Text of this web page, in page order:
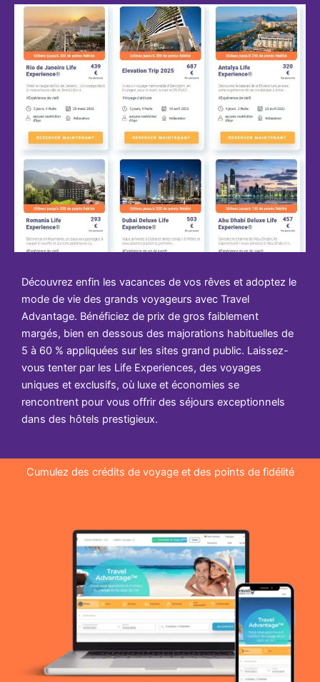
Découvrez enfin les vacances de vos rêves et adoptez le
mode de vie des grands voyageurs avec Travel
Advantage. Bénéficiez de prix de gros faiblement
margés, bien en dessous des majorations habituelles de
5 à 60 % appliquées sur les sites grand public. Laissez-
vous tenter par les Life Experiences, des voyages
uniques et exclusifs, où luxe et économies se
rencontrent pour vous offrir des séjours exceptionnels
dans des hôtels prestigieux.
Cumulez des crédits de voyage et des points de fidélité